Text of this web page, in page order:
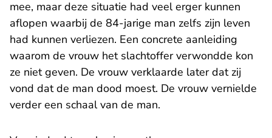
mee, maar deze situatie had veel erger kunnen
aflopen waarbij de 84-jarige man zelfs zijn leven
had kunnen verliezen. Een concrete aanleiding
waarom de vrouw het slachtoffer verwondde kon
ze niet geven. De vrouw verklaarde later dat zij
vond dat de man dood moest. De vrouw vernielde
verder een schaal van de man.